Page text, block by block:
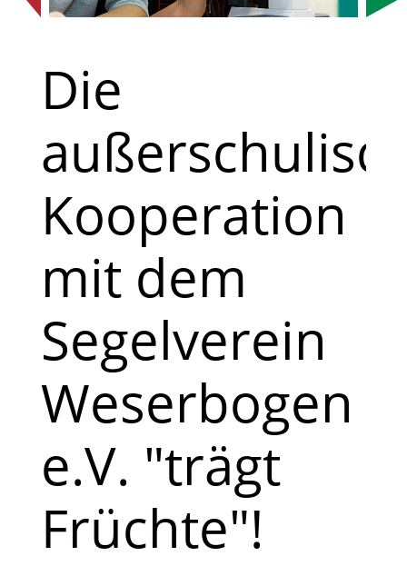
Die
Kooperation
mit dem
Segelverein
Weserbogen
e.V. "trägt
Früchte"!